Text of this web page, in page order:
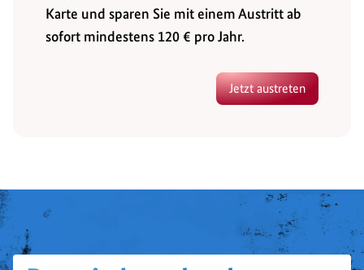
Karte und sparen Sie mit einem Austritt ab
sofort mindestens 120 € pro Jahr.
Jetzt austreten